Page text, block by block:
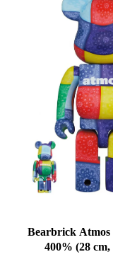
Bearbrick Atmos
400% (28 cm,